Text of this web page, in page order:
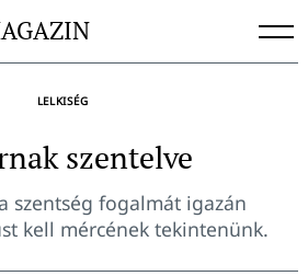
LELKISÉG
szentelve
szentség fogalmát igazán
kell mércének tekintenünk.